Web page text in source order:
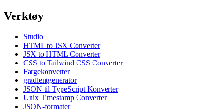
Verktøy
Studio
HTML to JSX Converter
JSX to HTML Converter
CSS to Tailwind CSS Converter
Fargekonverter
gradientgenerator
JSON til TypeScript Konverter
Unix Timestamp Converter
JSON-formater